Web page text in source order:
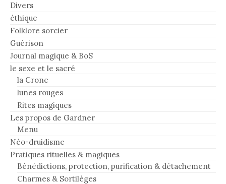
Divers
éthique
Folklore sorcier
Guérison
Journal magique & BoS
le sexe et le sacré
la Crone
lunes rouges
Rites magiques
Les propos de Gardner
Menu
Néo-druidisme
Pratiques rituelles & magiques
Bénédictions, protection, purification & détachement
Charmes & Sortilèges